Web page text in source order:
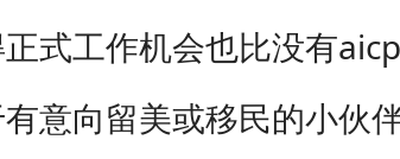
式工作机会也比没有
意向留美或移民的小伙